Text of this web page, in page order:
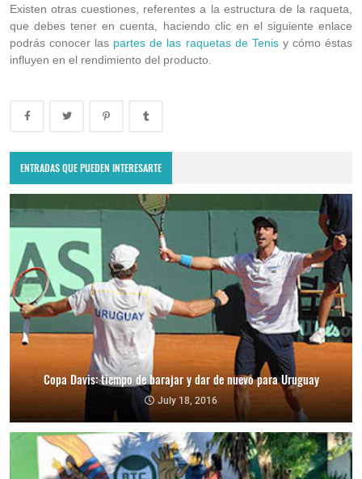
Existen otras cuestiones, referentes a la estructura de la raqueta,
que debes tener en cuenta, haciendo clic en el siguiente enlace
podrás conocer las partes de las raquetas de Tenisy cómo éstas
influyen en el rendimiento del producto.
ENTRADAS QUE PUEDEN INTERESARTE
Copa Davis: tiempo de barajar y dar de nuevo para Uruguay
July 18, 2016